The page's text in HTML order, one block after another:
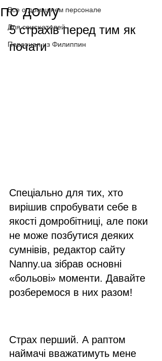
Все о домашнем персонале
Для соискателей
Персонал из Филиппин
по дому
5 страхів перед тим як
почати
Спеціально для тих, хто
вирішив спробувати себе в
якості домробітниці, але поки
не може позбутися деяких
сумнівів, редактор сайту
Nanny.ua зібрав основні
«больові» моменти. Давайте
розберемося в них разом!
Страх перший. А раптом
наймачі вважатимуть мене